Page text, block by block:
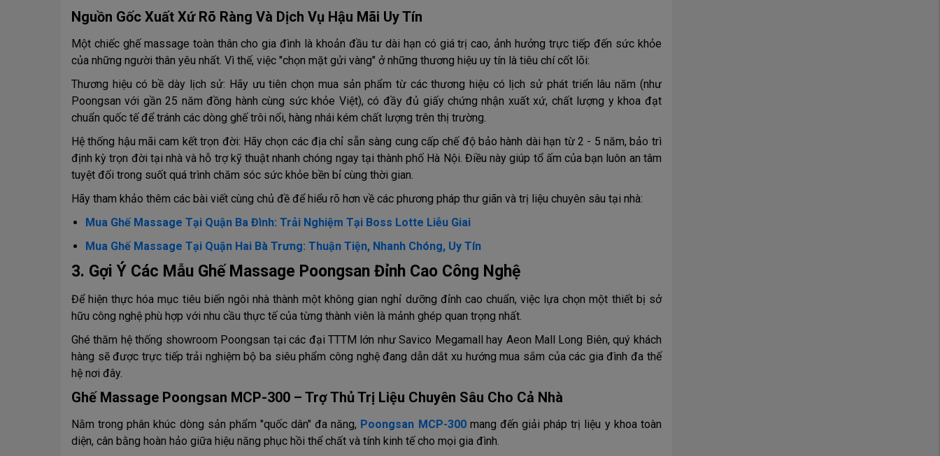
Nguồn Gốc Xuất Xứ Rõ Ràng Và Dịch Vụ Hậu Mãi Uy Tín
Một chiếc ghế massage toàn thân cho gia đình là khoản đầu tư dài hạn có giá trị cao, ảnh hưởng trực tiếp đến sức khỏe
của những người thân yêu nhất. Vì thế, việc "chọn mặt gửi vàng" ở những thương hiệu uy tín là tiêu chí cốt lõi:
Thương hiệu có bề dày lịch sử: Hãy ưu tiên chọn mua sản phẩm từ các thương hiệu có lịch sử phát triển lâu năm (như
Poongsan với gần 25 năm đồng hành cùng sức khỏe Việt), có đầy đủ giấy chứng nhận xuất xứ, chất lượng y khoa đạt
chuẩn quốc tế để tránh các dòng ghế trôi nổi, hàng nhái kém chất lượng trên thị trường.
Hệ thống hậu mãi cam kết trọn đời: Hãy chọn các địa chỉ sẵn sàng cung cấp chế độ bảo hành dài hạn từ 2 - 5 năm, bảo trì
định kỳ trọn đời tại nhà và hỗ trợ kỹ thuật nhanh chóng ngay tại thành phố Hà Nội. Điều này giúp tổ ấm của bạn luôn an tâm
tuyệt đối trong suốt quá trình chăm sóc sức khỏe bền bỉ cùng thời gian.
Hãy tham khảo thêm các bài viết cùng chủ đề để hiểu rõ hơn về các phương pháp thư giãn và trị liệu chuyên sâu tại nhà:
Mua Ghế Massage Tại Quận Ba Đình: Trải Nghiệm Tại Boss Lotte Liễu Giai
Mua Ghế Massage Tại Quận Hai Bà Trưng: Thuận Tiện, Nhanh Chóng, Uy Tín
3. Gợi Ý Các Mẫu Ghế Massage Poongsan Đỉnh Cao Công Nghệ
Để hiện thực hóa mục tiêu biến ngôi nhà thành một không gian nghỉ dưỡng đỉnh cao chuẩn, việc lựa chọn một thiết bị sở
hữu công nghệ phù hợp với nhu cầu thực tế của từng thành viên là mảnh ghép quan trọng nhất.
Ghé thăm hệ thống showroom Poongsan tại các đại TTTM lớn như Savico Megamall hay Aeon Mall Long Biên, quý khách
hàng sẽ được trực tiếp trải nghiệm bộ ba siêu phẩm công nghệ đang dẫn dắt xu hướng mua sắm của các gia đình đa thế
hệ nơi đây.
Ghế Massage Poongsan MCP-300 – Trợ Thủ Trị Liệu Chuyên Sâu Cho Cả Nhà
Nằm trong phân khúc dòng sản phẩm "quốc dân" đa năng, Poongsan MCP-300mang đến giải pháp trị liệu y khoa toàn
diện, cân bằng hoàn hảo giữa hiệu năng phục hồi thể chất và tính kinh tế cho mọi gia đình.